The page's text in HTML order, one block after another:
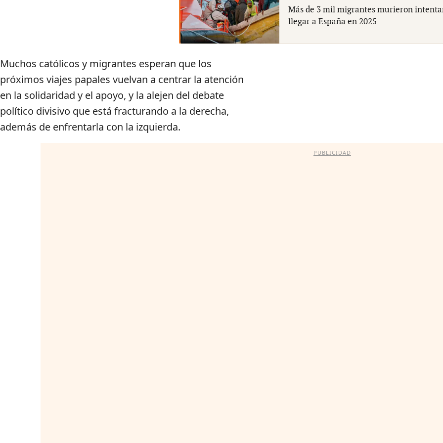
Más de 3 mil migrantes murieron
llegar a España en 2025
Muchos católicos y migrantes esperan que los
próximos viajes papales vuelvan a centrar la atención
en la solidaridad y el apoyo, y la alejen del debate
político divisivo que está fracturando a la derecha,
además de enfrentarla con la izquierda.
PUBLICIDAD